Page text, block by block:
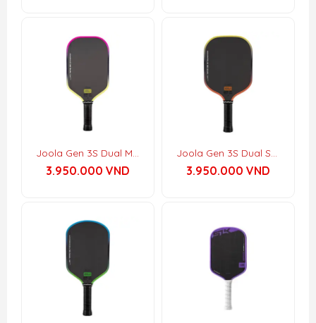
Joola Gen 3S Dual Magnus
3.950.000 VND
Joola Gen 3S Dual Scorpeus
3.950.000 VND